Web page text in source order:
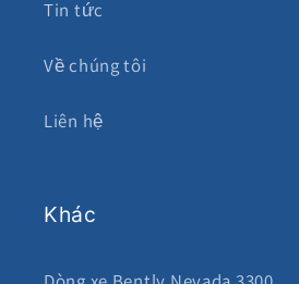
Tin tức
Về chúng tôi
Liên hệ
Khác